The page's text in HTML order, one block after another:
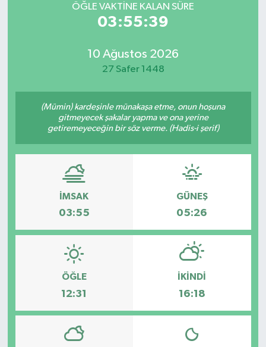
ÖĞLE VAKTINE KALAN SÜRE
03:55:39
10 Ağustos 2026
27 Safer 1448
(Mümin) kardeşinle münakaşa etme, onun hoşuna
gitmeyecek şakalar yapma ve ona yerine
getiremeyeceğin bir söz verme. (Hadis-i şerif)
İMSAK
03:55
GÜNEŞ
05:26
ÖĞLE
12:31
İKINDI
16:18
KÜLTÜR - SANAT
SAĞLIK
DÜNYA
TURİZM
VİDEO HABERLER
YAZARLAR
RESMİ İLAN
Tüm Manşetler